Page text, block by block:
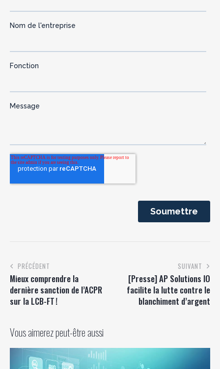
PRÉCÉDENT
Mieux comprendre la
dernière sanction de l’ACPR
sur la LCB-FT !
SUIVANT
[Presse] AP Solutions IO
facilite la lutte contre le
blanchiment d’argent
Vous aimerez peut-être aussi